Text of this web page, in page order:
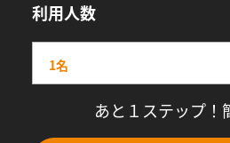
利用人数
あと１ステップ！